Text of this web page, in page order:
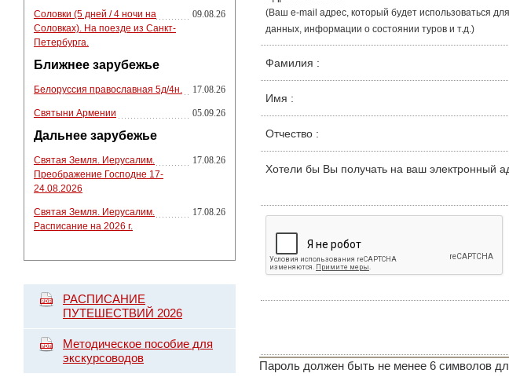
Соловки (5 дней / 4 ночи на
Соловках). На поезде из Санкт-
Петербурга.
09.08.26
Ближнее зарубежье
Белоруссия православная 5д/4н. 17.08.26
Святыни Армении 05.09.26
Дальнее зарубежье
Святая Земля. Иерусалим.
Преображение Господне 17-
24.08.2026
17.08.26
Святая Земля. Иерусалим.
Расписание на 2026 г.
17.08.26
РАСПИСАНИЕ
ПУТЕШЕСТВИЙ 2026
Методическое пособие для
экскурсоводов
(Ваш e-mail адрес, который будет использоваться
данных, информации о состоянии туров и т.д.)
Фамилия :
Имя :
Отчество :
Хотели бы Вы получать на ваш электронный
Пароль должен быть не менее 6 символов